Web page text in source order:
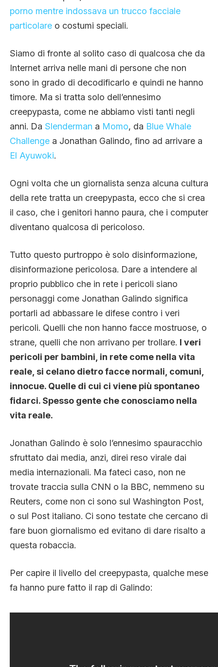
porno mentre indossava un trucco facciale
particolare o costumi speciali.
Siamo di fronte al solito caso di qualcosa che da
Internet arriva nelle mani di persone che non
sono in grado di decodificarlo e quindi ne hanno
timore. Ma si tratta solo dell’ennesimo
creepypasta, come ne abbiamo visti tanti negli
anni. Da Slenderman a Momo, da Blue Whale
Challenge a Jonathan Galindo, fino ad arrivare a
El Ayuwoki.
Ogni volta che un giornalista senza alcuna cultura
della rete tratta un creepypasta, ecco che si crea
il caso, che i genitori hanno paura, che i computer
diventano qualcosa di pericoloso.
Tutto questo purtroppo è solo disinformazione,
disinformazione pericolosa. Dare a intendere al
proprio pubblico che in rete i pericoli siano
personaggi come Jonathan Galindo significa
portarli ad abbassare le difese contro i veri
pericoli. Quelli che non hanno facce mostruose, o
strane, quelli che non arrivano per trollare. I veri
pericoli per bambini, in rete come nella vita
reale, si celano dietro facce normali, comuni,
innocue. Quelle di cui ci viene più spontaneo
fidarci. Spesso gente che conosciamo nella
vita reale.
Jonathan Galindo è solo l’ennesimo spauracchio
sfruttato dai media, anzi, direi reso virale dai
media internazionali. Ma fateci caso, non ne
trovate traccia sulla CNN o la BBC, nemmeno su
Reuters, come non ci sono sul Washington Post,
o sul Post italiano. Ci sono testate che cercano di
fare buon giornalismo ed evitano di dare risalto a
questa robaccia.
Per capire il livello del creepypasta, qualche mese
fa hanno pure fatto il rap di Galindo: